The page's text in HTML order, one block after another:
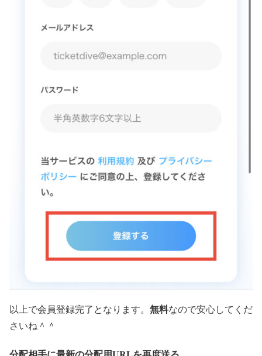
以上で会員登録完了となります。 無料なので安心してくだ
さいね＾＾